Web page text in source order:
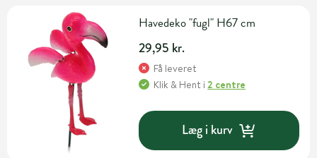
Havedeko "fugl" H67 cm
29,95 kr.
Få leveret
Klik & Hent i2 centre
Læg i kurv